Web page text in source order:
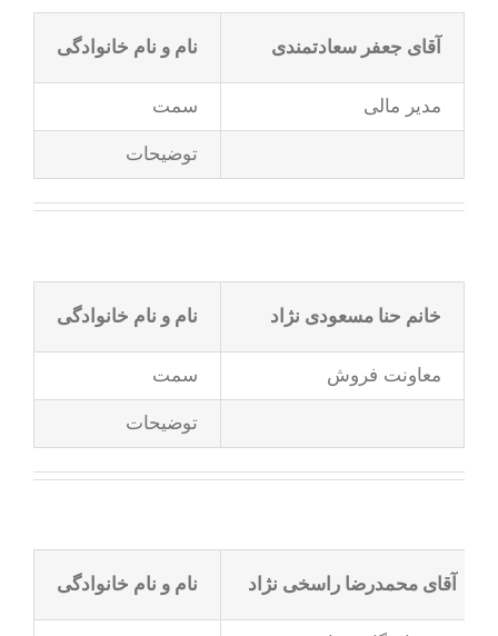
نام و نام خانوادگی آقای جعفر سعادتمندی
سمت مدیر مالی
توضیحات
نام و نام خانوادگی خانم حنا مسعودی نژاد
سمت معاونت فروش
توضیحات
نام و نام خانوادگی آقای محمدرضا راسخی نژاد